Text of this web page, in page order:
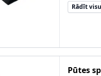
Rādīt
Pūtes